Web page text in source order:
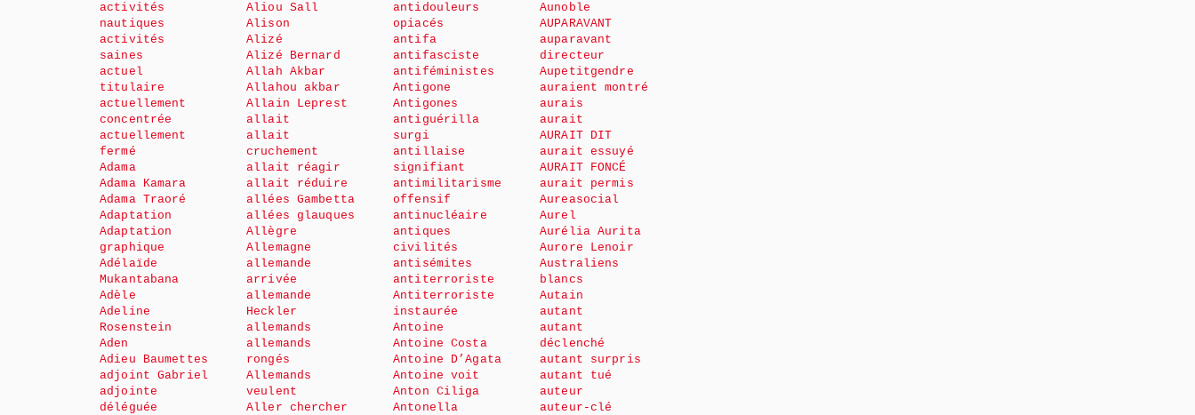
activités
nautiques
activités
saines
actuel
titulaire
actuellement
concentrée
actuellement
fermé
Adama
Adama Kamara
Adama Traoré
Adaptation
Adaptation
graphique
Adélaïde
Mukantabana
Adèle
Adeline
Rosenstein
Aden
Adieu Baumettes
adjoint Gabriel
adjointe
déléguée
Aliou Sall
Alison
Alizé
Alizé Bernard
Allah Akbar
Allahou akbar
Allain Leprest
allait
allait
cruchement
allait réagir
allait réduire
allées Gambetta
allées glauques
Allègre
Allemagne
allemande
arrivée
allemande
Heckler
allemands
allemands
rongés
Allemands
veulent
Aller chercher
antidouleurs
opiacés
antifa
antifasciste
antiféministes
Antigone
Antigones
antiguérilla
surgi
antillaise
signifiant
antimilitarisme
offensif
antinucléaire
antiques
civilités
antisémites
antiterroriste
Antiterroriste
instaurée
Antoine
Antoine Costa
Antoine D’Agata
Antoine voit
Anton Ciliga
Antonella
Aunoble
AUPARAVANT
auparavant
directeur
Aupetitgendre
auraient montré
aurais
aurait
AURAIT DIT
aurait essuyé
AURAIT FONCÉ
aurait permis
Aureasocial
Aurel
Aurélia Aurita
Aurore Lenoir
Australiens
blancs
Autain
autant
autant
déclenché
autant surpris
autant tué
auteur
auteur-clé